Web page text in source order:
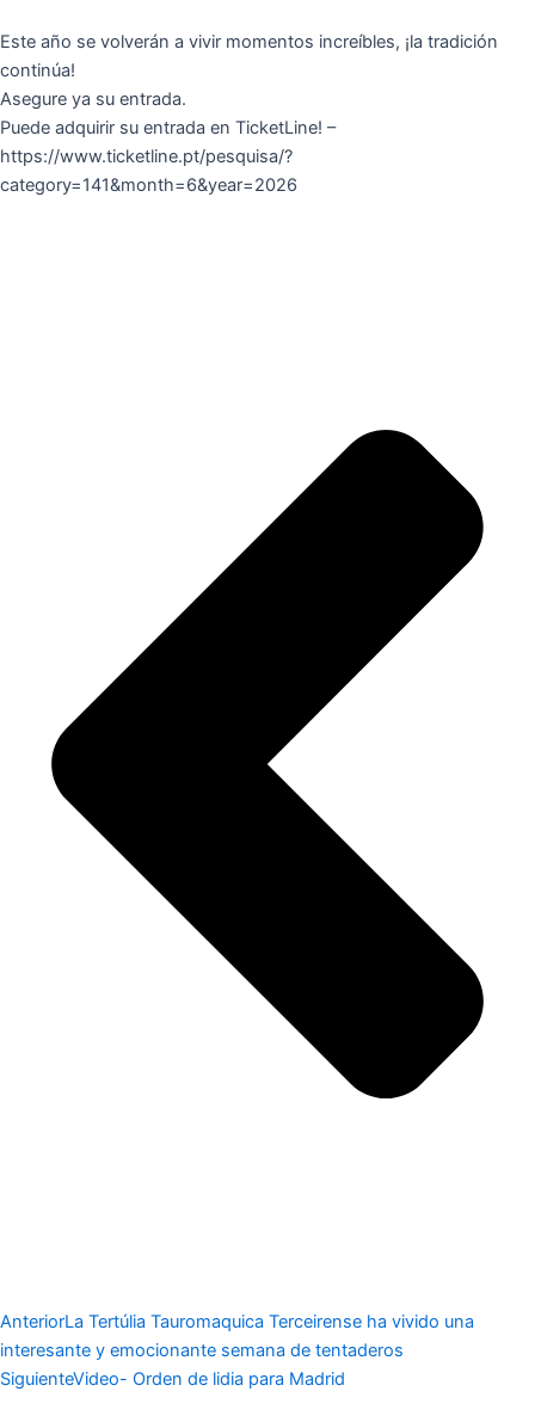
Este año se volverán a vivir momentos increíbles, ¡la tradición
continúa!
Asegure ya su entrada.
Puede adquirir su entrada en TicketLine! –
https://www.ticketline.pt/pesquisa/?
category=141&month=6&year=2026
AnteriorLa Tertúlia Tauromaquica Terceirense ha vivido una
interesante y emocionante semana de tentaderos
SiguienteVideo- Orden de lidia para Madrid